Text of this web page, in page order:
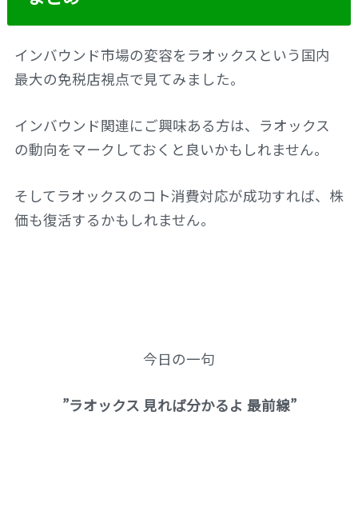
インバウンド市場の変容をラオックスという国内
最大の免税店視点で見てみました。
インバウンド関連にご興味ある方は、ラオックス
の動向をマークしておくと良いかもしれません。
そしてラオックスのコト消費対応が成功すれば、株
価も復活するかもしれません。
今日の一句
”ラオックス 見れば分かるよ 最前線”